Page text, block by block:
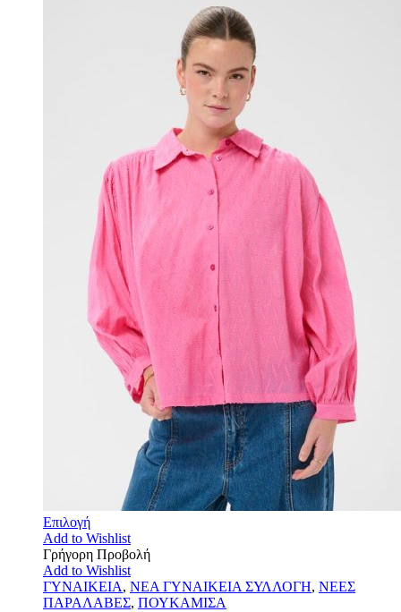
Επιλογή
Add to Wishlist
Γρήγορη Προβολή
Add to Wishlist
ΓΥΝΑΙΚΕΙΑ, ΝΕΑ ΓΥΝΑΙΚΕΙΑ ΣΥΛΛΟΓΗ, ΝΕΕΣ
ΠΑΡΑΛΑΒΕΣ, ΠΟΥΚΑΜΙΣΑ